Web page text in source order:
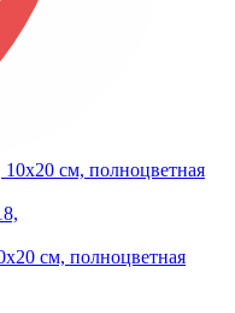
см, полноцветная